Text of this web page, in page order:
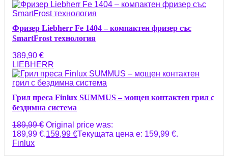
Фризер Liebherr Fe 1404 – компактен фризер със
SmartFrost технология
389,90 €
LIEBHERR
Грил преса Finlux SUMMUS – мощен контактен грил с
бездимна система
189,99€ Original price was:
189,99 €.159,99 €Текущата цена е: 159,99 €.
Finlux